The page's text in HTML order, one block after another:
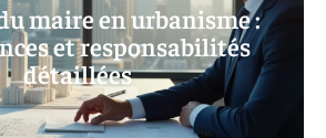
maire en urbanisme :
et responsabilités
détaillées